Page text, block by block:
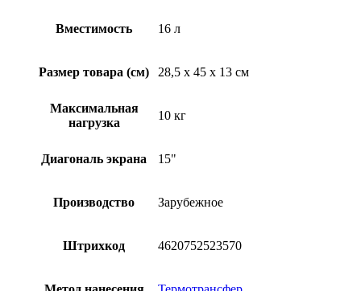
Вместимость 16 л
Размер товара (см) 28,5 х 45 х 13 см
Максимальная
нагрузка
10 кг
Диагональ экрана 15"
Производство Зарубежное
Штрихкод 4620752523570